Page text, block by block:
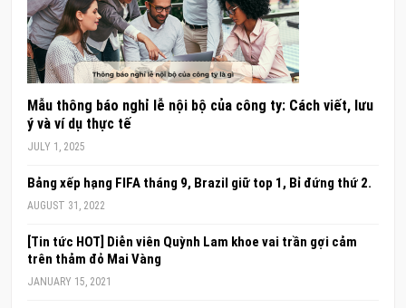
Mẫu thông báo nghỉ lễ nội bộ của công ty: Cách viết, lưu
ý và ví dụ thực tế
JULY 1, 2025
Bảng xếp hạng FIFA tháng 9, Brazil giữ top 1, Bỉ đứng thứ 2.
AUGUST 31, 2022
[Tin tức HOT] Diễn viên Quỳnh Lam khoe vai trần gợi cảm
trên thảm đỏ Mai Vàng
JANUARY 15, 2021